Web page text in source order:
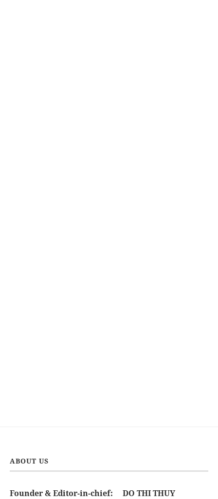
ABOUT US
Founder & Editor-in-chief:
DO THI THUY